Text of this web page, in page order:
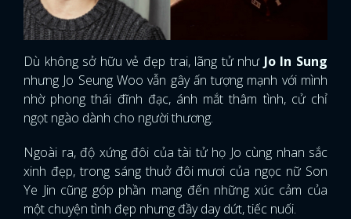
Dù không sở hữu vẻ đẹp trai, lãng tử như Jo In Sung
nhưng Jo Seung Woo vẫn gây ấn tượng mạnh với mình
nhờ phong thái đĩnh đạc, ánh mắt thâm tình, cử chỉ
ngọt ngào dành cho người thương.
Ngoài ra, độ xứng đôi của tài tử họ Jo cùng nhan sắc
xinh đẹp, trong sáng thuở đôi mươi của ngọc nữ Son
Ye Jin cũng góp phần mang đến những xúc cảm của
một chuyện tình đẹp nhưng đầy day dứt, tiếc nuối.